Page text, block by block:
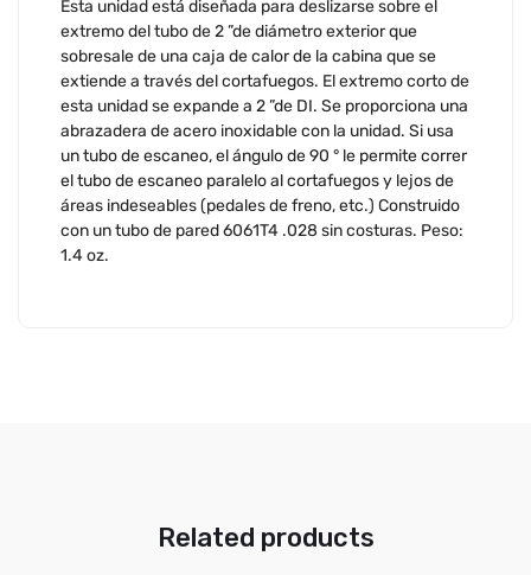
Esta unidad está diseñada para deslizarse sobre el
extremo del tubo de 2 ”de diámetro exterior que
sobresale de una caja de calor de la cabina que se
extiende a través del cortafuegos. El extremo corto de
esta unidad se expande a 2 ”de DI. Se proporciona una
abrazadera de acero inoxidable con la unidad. Si usa
un tubo de escaneo, el ángulo de 90 ° le permite correr
el tubo de escaneo paralelo al cortafuegos y lejos de
áreas indeseables (pedales de freno, etc.) Construido
con un tubo de pared 6061T4 .028 sin costuras. Peso:
1.4 oz.
Related products